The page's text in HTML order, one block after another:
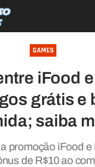
GAMES
iFood
grátis e
saiba
promoção iFood
de R$10 ao